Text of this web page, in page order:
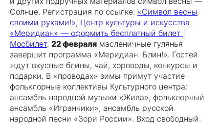
Солнце. Регистрация по ссылке: «Символ весны
своими руками!», Центр культуры и искусства
«Меридиан» — оформить бесплатный билет |
Мосбилет. 22 февраля масленичные гулянья
завершит программа «Меридиан. Блин!». Гостей
ждут вкусные блины, чай, хороводы, конкурсы и
подарки. В «проводах» зимы примут участие
фольклорные коллективы Культурного центра:
ансамбль народной музыки «Жива», фольклорный
ансамбль «Игранчики», ансамбль русской
народной песни «Зори России». Вход свободный.